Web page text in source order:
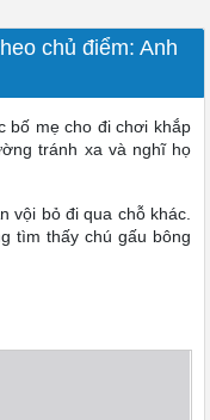
chủ điểm: Anh
bố mẹ cho đi chơi khắp
tránh xa và nghĩ họ
vội bỏ đi qua chỗ khác.
tìm thấy chú gấu bông